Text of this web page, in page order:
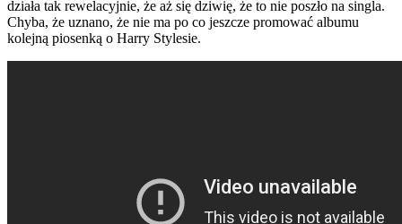
działa tak rewelacyjnie, że aż się dziwię, że to nie poszło na singla.
Chyba, że uznano, że nie ma po co jeszcze promować albumu
kolejną piosenką o Harry Stylesie.